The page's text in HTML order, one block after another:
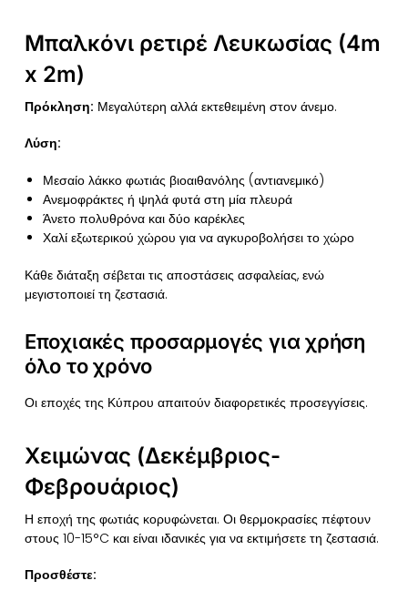
Μπαλκόνι ρετιρέ Λευκωσίας (4m
x 2m)
Πρόκληση: Μεγαλύτερη αλλά εκτεθειμένη στον άνεμο.
Λύση:
Μεσαίο λάκκο φωτιάς βιοαιθανόλης (αντιανεμικό)
Ανεμοφράκτες ή ψηλά φυτά στη μία πλευρά
Άνετο πολυθρόνα και δύο καρέκλες
Χαλί εξωτερικού χώρου για να αγκυροβολήσει το χώρο
Κάθε διάταξη σέβεται τις αποστάσεις ασφαλείας, ενώ
μεγιστοποιεί τη ζεστασιά.
Εποχιακές προσαρμογές για χρήση
όλο το χρόνο
Οι εποχές της Κύπρου απαιτούν διαφορετικές προσεγγίσεις.
Χειμώνας (Δεκέμβριος-
Φεβρουάριος)
Η εποχή της φωτιάς κορυφώνεται. Οι θερμοκρασίες πέφτουν
στους 10-15°C και είναι ιδανικές για να εκτιμήσετε τη ζεστασιά.
Προσθέστε: